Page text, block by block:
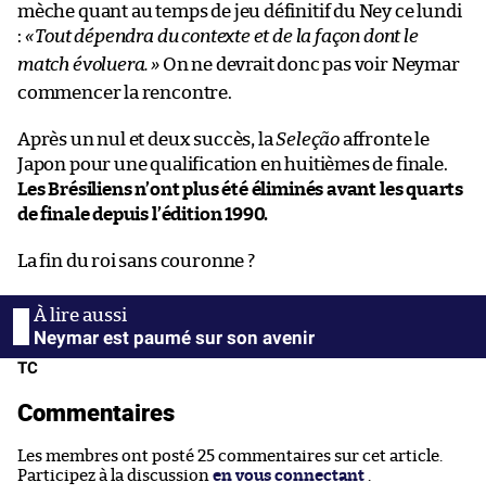
mèche quant au temps de jeu définitif du Ney ce lundi
: «Tout dépendra du contexte et de la façon dont le
match évoluera.» On ne devrait donc pas voir Neymar
commencer la rencontre.
Après un nul et deux succès, laSeleçãoaffronte le
Japon pour une qualification en huitièmes de finale.
Les Brésiliens n’ont plus été éliminés avant les quarts
de finale depuis l’édition 1990.
La fin du roi sans couronne ?
Neymar est paumé sur son avenir
TC
Commentaires
Les membres ont posté 25 commentaires sur cet article.
Participez à la discussion en vous connectant